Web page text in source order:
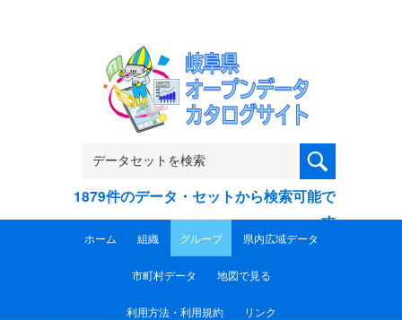
1879件のデータ・セットから検索可能で
す
ホーム 組織 グループ 県内広域データ
市町村データ 地図で見る
利用方法・利用規約 リンク